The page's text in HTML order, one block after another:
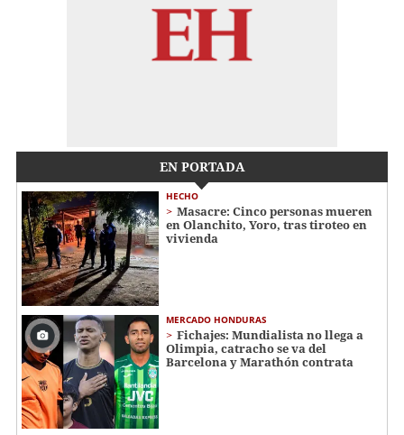
EN PORTADA
HECHO
Masacre: Cinco personas mueren
en Olanchito, Yoro, tras tiroteo en
vivienda
MERCADO HONDURAS
Fichajes: Mundialista no llega a
Olimpia, catracho se va del
Barcelona y Marathón contrata